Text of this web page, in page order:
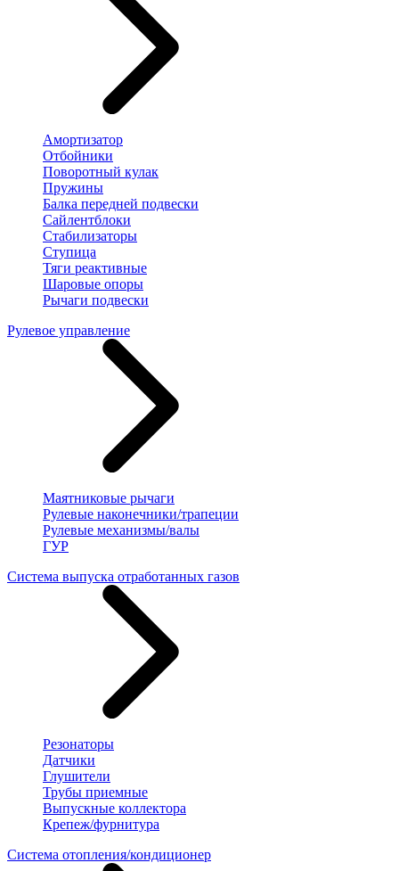
Амортизатор
Отбойники
Поворотный кулак
Пружины
Балка передней подвески
Сайлентблоки
Стабилизаторы
Ступица
Тяги реактивные
Шаровые опоры
Рычаги подвески
Рулевое управление
Маятниковые рычаги
Рулевые наконечники/трапеции
Рулевые механизмы/валы
ГУР
Система выпуска отработанных газов
Резонаторы
Датчики
Глушители
Трубы приемные
Выпускные коллектора
Крепеж/фурнитура
Система отопления/кондиционер